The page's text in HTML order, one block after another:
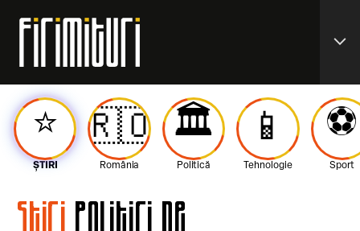
expand_more
⭐️
ȘTIRI
🇷🇴
România
🏛️
Politică
📱
Tehnologie
⚽️
Sport